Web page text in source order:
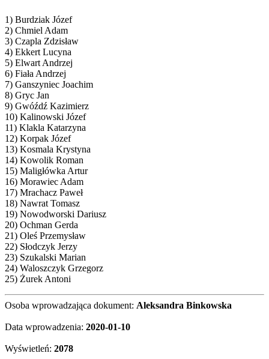
1) Burdziak Józef
2) Chmiel Adam
3) Czapla Zdzisław
4) Ekkert Lucyna
5) Elwart Andrzej
6) Fiała Andrzej
7) Ganszyniec Joachim
8) Gryc Jan
9) Gwóźdź Kazimierz
10) Kalinowski Józef
11) Klakla Katarzyna
12) Korpak Józef
13) Kosmala Krystyna
14) Kowolik Roman
15) Maligłówka Artur
16) Morawiec Adam
17) Mrachacz Paweł
18) Nawrat Tomasz
19) Nowodworski Dariusz
20) Ochman Gerda
21) Oleś Przemysław
22) Słodczyk Jerzy
23) Szukalski Marian
24) Waloszczyk Grzegorz
25) Żurek Antoni
Osoba wprowadzająca dokument: Aleksandra Binkowska
Data wprowadzenia: 2020-01-10
Wyświetleń: 2078